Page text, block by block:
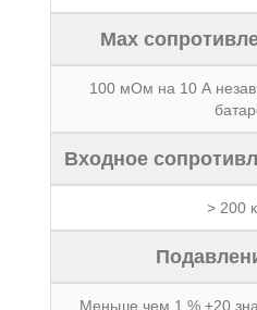
Мах
100 мОм на 10 А
Входное
> 200
Меньше чем 1 % ±20